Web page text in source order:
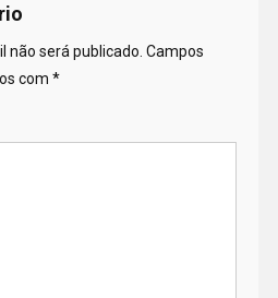
não será publicado. Campos
com *